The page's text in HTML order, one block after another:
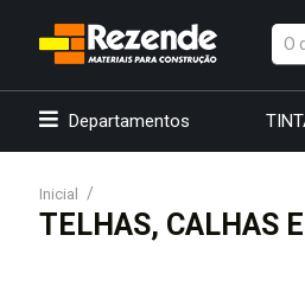
Departamentos
Inicial
TELHAS, CALHAS